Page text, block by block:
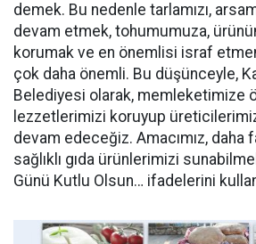
demek. Bu nedenle tarlamızı,
devam etmek, tohumumuza,
korumak ve en önemlisi israf
çok daha önemli. Bu düşünceyle,
Belediyesi olarak, memleketimize
lezzetlerimizi koruyup
devam edeceğiz. Amacımız, daha
sağlıklı gıda ürünlerimizi
Günü Kutlu Olsun… ifadelerini